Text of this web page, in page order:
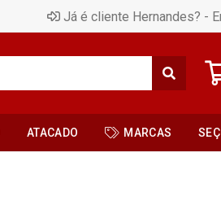
Já é cliente Hernandes? -
ATACADO MARCAS